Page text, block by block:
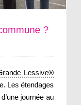
?
Lessive®
Les étendages
journée au